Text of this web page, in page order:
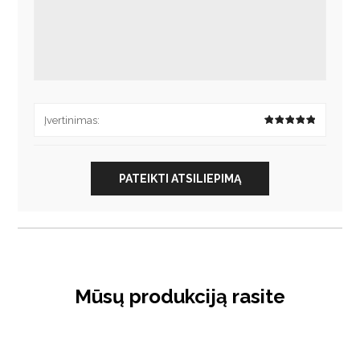
Įvertinimas:
PATEIKTI ATSILIEPIMĄ
Mūsų produkciją rasite